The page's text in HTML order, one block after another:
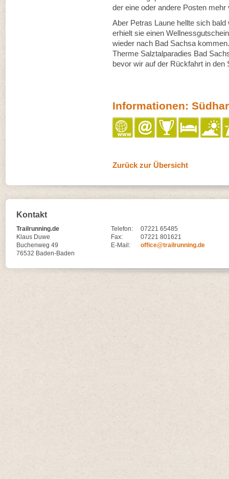
der eine oder andere Posten mehr
Aber Petras Laune hellte sich
erhielt sie einen
wieder nach Bad Sachsa
Therme Salztalparadies Bad
bevor wir auf der Rückfahrt in den
Informationen:
Zurück zur Übersicht
Kontakt
Trailrunning.de
Klaus Duwe
Buchenweg 49
76532 Baden-Baden
Telefon:
07221 65485
Fax:
07221 801621
E-Mail:
office@trailrunning.de